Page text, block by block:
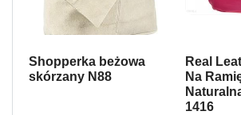
Shopperka beżowa
skórzany N88
Real
Na
1416